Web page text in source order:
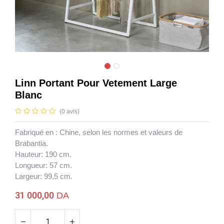
Linn Portant Pour Vetement Large
Blanc
(0 avis)
Fabriqué en : Chine, selon les normes et valeurs de
Brabantia.
Hauteur: 190 cm.
Longueur: 57 cm.
Largeur: 99,5 cm.
31 000,00 DA